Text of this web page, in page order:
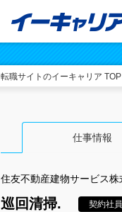
転職サイトのイーキャリア TOP
仕事情報
住友不動産建物サービス株
巡回清掃. 契約社員